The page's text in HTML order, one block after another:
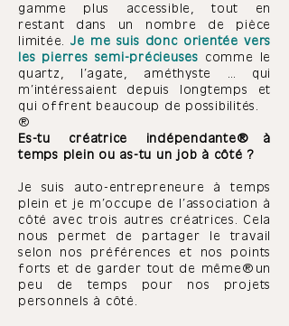
gamme plus accessible, tout en
restant dans un nombre de pièce
limitée.Je me suis donc orientée vers
les pierres semi-précieuses comme le
quartz, l’agate, améthyste … qui
m’intéressaient depuis longtemps et
qui offrent beaucoup de possibilités.
Es-tu créatrice indépendante à
temps plein ou as-tu un job à côté ?
Je suis auto-entrepreneure à temps
plein et je m’occupe de l’association à
côté avec trois autres créatrices. Cela
nous permet de partager le travail
selon nos préférences et nos points
forts et de garder tout de même un
peu de temps pour nos projets
personnels à côté.